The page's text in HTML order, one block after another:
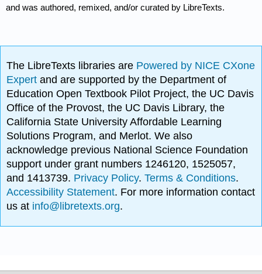
and was authored, remixed, and/or curated by LibreTexts.
The LibreTexts libraries are Powered by NICE CXone
Expertand are supported by the Department of
Education Open Textbook Pilot Project, the UC Davis
Office of the Provost, the UC Davis Library, the
California State University Affordable Learning
Solutions Program, and Merlot. We also
acknowledge previous National Science Foundation
support under grant numbers 1246120, 1525057,
and 1413739. Privacy Policy.Terms & Conditions.
Accessibility Statement. For more information contact
us at info@libretexts.org.